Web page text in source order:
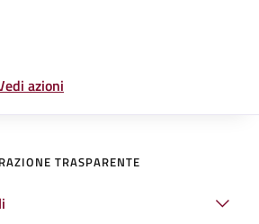
azioni
TRASPARENTE